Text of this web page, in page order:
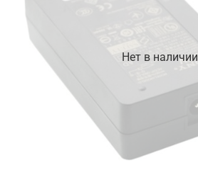
Нет в наличии